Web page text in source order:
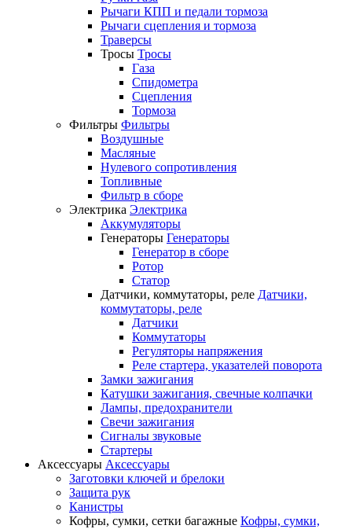
Рычаги КПП и педали тормоза
Рычаги сцепления и тормоза
Траверсы
Тросы Тросы
Газа
Спидометра
Сцепления
Тормоза
Фильтры Фильтры
Воздушные
Масляные
Нулевого сопротивления
Топливные
Фильтр в сборе
Электрика Электрика
Аккумуляторы
Генераторы Генераторы
Генератор в сборе
Ротор
Статор
Датчики, коммутаторы, реле Датчики,
коммутаторы, реле
Датчики
Коммутаторы
Регуляторы напряжения
Реле стартера, указателей поворота
Замки зажигания
Катушки зажигания, свечные колпачки
Лампы, предохранители
Свечи зажигания
Сигналы звуковые
Стартеры
Аксессуары Аксессуары
Заготовки ключей и брелоки
Защита рук
Канистры
Кофры, сумки, сетки багажные Кофры, сумки,